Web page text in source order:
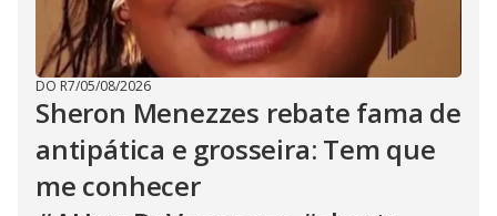
DO R7/05/08/2026
Sheron Menezzes rebate fama de
antipática e grosseira: Tem que
me conhecer